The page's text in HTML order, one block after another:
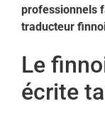
professionnels
traducteur
Le
écrite